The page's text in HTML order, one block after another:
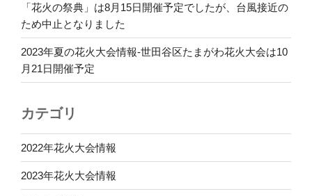
「花火の祭典」は8月15日開催予定でしたが、台風接近の
ため中止となりました
2023年夏の花火大会情報-世田谷区たまがわ花火大会は10
月21日開催予定
カテゴリ
2022年花火大会情報
2023年花火大会情報